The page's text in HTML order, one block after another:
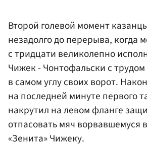
Второй голевой момент
незадолго до перерыва, когда
с тридцати великолепно
Чижек - Чонтофальски с
в самом углу своих ворот.
на последней минуте первого
накрутил на левом фланге
отпасовать мяч
«Зенита» Чижеку.